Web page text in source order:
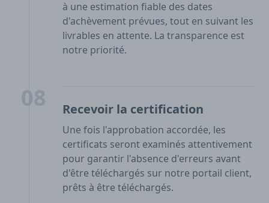
à une estimation fiable des dates
d'achèvement prévues, tout en suivant les
livrables en attente. La transparence est
notre priorité.
Recevoir la certification
Une fois l'approbation accordée, les
certificats seront examinés attentivement
pour garantir l'absence d'erreurs avant
d'être téléchargés sur notre portail client,
prêts à être téléchargés.